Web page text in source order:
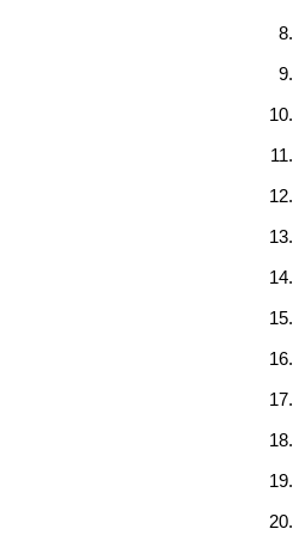
8.
9.
10.
11.
12.
13.
14.
15.
16.
17.
18.
19.
20.